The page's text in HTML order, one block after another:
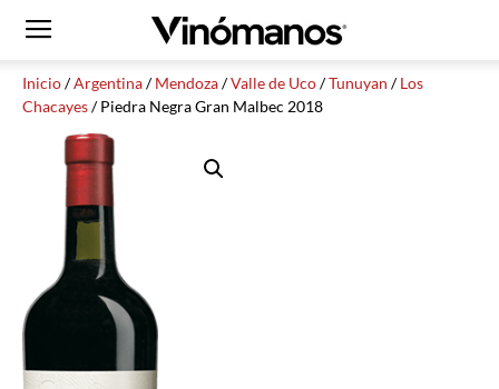
Inicio/Argentina/Mendoza/Valle de Uco/Tunuyan /Los
Chacayes/ Piedra Negra Gran Malbec 2018